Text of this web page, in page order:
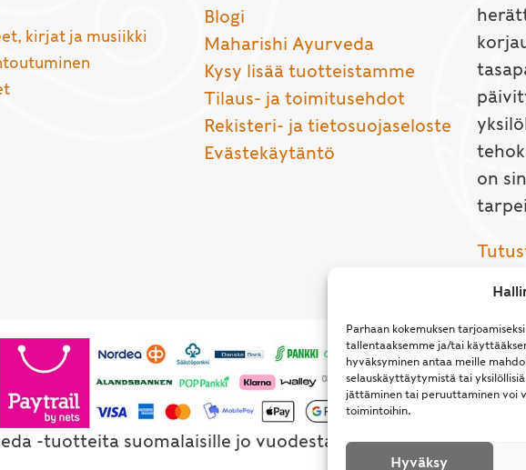
Parhaan kokemuksen
tallentaaksemme ja/tai
hyväksyminen antaa meille
selauskäyttäytymistä tai
jättäminen tai peruuttaminen voi
toimintoihin.
Hyväksy
kirjat ja musiikki
Blogi
Maharishi Ayurveda
Kysy lisää tuotteistamme
Tilaus- ja toimitusehdot
Rekisteri- ja tietosuojaseloste
Evästekäytäntö
on
-tuotteita suomalaisille jo vuodesta 1994. All Rights